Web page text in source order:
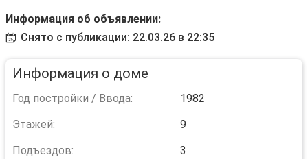
Информация об объявлении:
Снято с публикации: 22.03.26 в 22:35
Информация о доме
Год постройки / Ввода:
1982
Этажей:
9
Подъездов:
3